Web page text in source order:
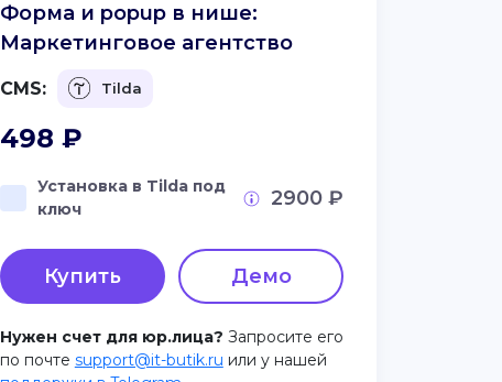
Форма и popup в нише:
Маркетинговое агентство
CMS: Tilda
498 ₽
Установка в Tilda под
ключ
2900 ₽
Купить Демо
Нужен счет для юр.лица? Запросите его
по почте support@it-butik.ru или у нашей